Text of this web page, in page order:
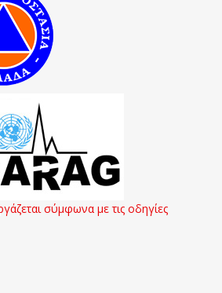
σύμφωνα με τις οδηγίες